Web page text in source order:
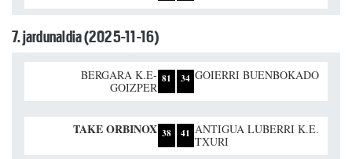
7. jardunaldia (2025-11-16)
BERGARA K.E-
GOIZPER
81 34 GOIERRI BUENBOKADO
TAKE ORBINOX 38 41 ANTIGUA LUBERRI K.E.
TXURI